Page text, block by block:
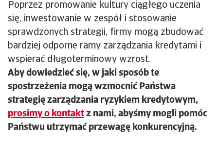
Poprzez promowanie kultury ciągłego uczenia
się, inwestowanie w zespół i stosowanie
sprawdzonych strategii, firmy mogą zbudować
bardziej odporne ramy zarządzania kredytami i
wspierać długoterminowy wzrost.
Aby dowiedzieć się, w jaki sposób te
spostrzeżenia mogą wzmocnić Państwa
strategię zarządzania ryzykiem kredytowym,
prosimy o kontakt z nami, abyśmy mogli pomóc
Państwu utrzymać przewagę konkurencyjną.